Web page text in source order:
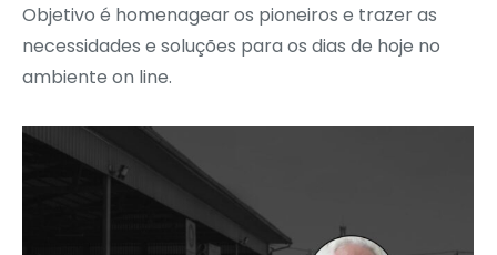
Objetivo é homenagear os pioneiros e trazer as
necessidades e soluções para os dias de hoje no
ambiente on line.